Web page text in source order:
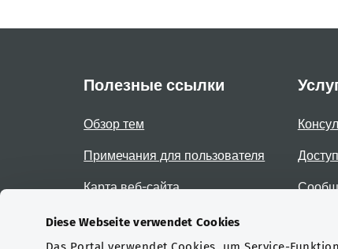
Diese Webseite verwendet Cookies
Полезные ссылки
Обзор тем
Примечания для пользователя
Карта веб-сайта